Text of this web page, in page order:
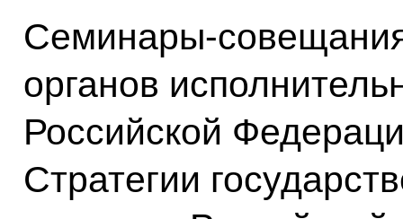
Семинары-
органов
Российской
Стратегии